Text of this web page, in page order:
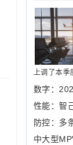
上调了本季